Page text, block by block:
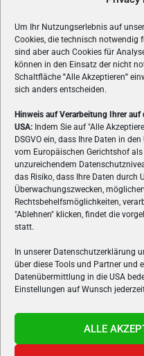
Um Ihr Nutzungserlebnis auf
Cookies, die technisch notwendig
sind aber auch Cookies für
können in den Einsatz der nicht
Schaltfläche "Alle Akzeptieren"
sich anders entscheiden.
Hinweis auf Verarbeitung Ihrer auf
USA: Indem Sie auf "Alle
DSGVO ein, dass Ihre Daten in
vom Europäischen Gerichtshof
unzureichendem
das Risiko, dass Ihre Daten durch
Überwachungszwecken,
Rechtsbehelfsmöglichkeiten,
"Ablehnen" klicken, findet die
statt.
In unserer Datenschutzerklärung
über diese Tools und Partner und
Datenübermittlung in die USA
Einstellungen auf Wunsch
ALLE
VON GAMERN, FÜR
Spielemagazin Österreichs
Reviews und Videos zu
Hardware und